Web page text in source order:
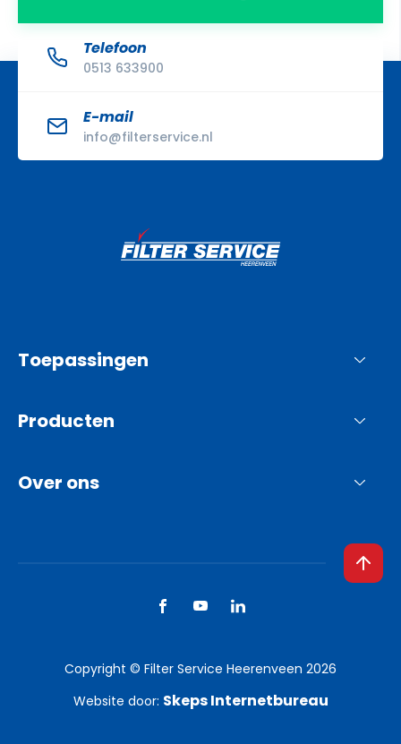
Telefoon
0513 633900
E-mail
info@filterservice.nl
Toepassingen
Producten
Over ons
Copyright © Filter Service Heerenveen 2026
Website door: Skeps Internetbureau